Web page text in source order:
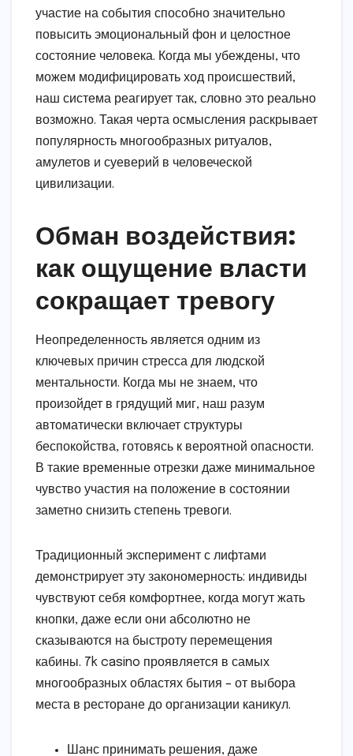
участие на события способно значительно
повысить эмоциональный фон и целостное
состояние человека. Когда мы убеждены, что
можем модифицировать ход происшествий,
наш система реагирует так, словно это реально
возможно. Такая черта осмысления раскрывает
популярность многообразных ритуалов,
амулетов и суеверий в человеческой
цивилизации.
Обман воздействия:
как ощущение власти
сокращает тревогу
Неопределенность является одним из
ключевых причин стресса для людской
ментальности. Когда мы не знаем, что
произойдет в грядущий миг, наш разум
автоматически включает структуры
беспокойства, готовясь к вероятной опасности.
В такие временные отрезки даже минимальное
чувство участия на положение в состоянии
заметно снизить степень тревоги.
Традиционный эксперимент с лифтами
демонстрирует эту закономерность: индивиды
чувствуют себя комфортнее, когда могут жать
кнопки, даже если они абсолютно не
сказываются на быстроту перемещения
кабины. 7k casino проявляется в самых
многообразных областях бытия – от выбора
места в ресторане до организации каникул.
Шанс принимать решения, даже